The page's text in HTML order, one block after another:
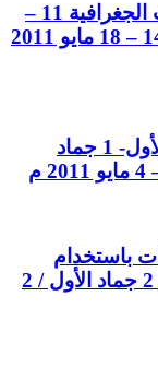
تطبيقات متقدمة لنظم المعلومات الجغرافية 11 –
15 جماد الثاني 1432 ه، الموافق 14 – 18 مايو 2011
■ ■ تصميم ثلاثي الابعاد 26 جماد الأول- 1 جماد
باستخدام
حزمة SPSS ه، 28 ربيع الثاني إلى 2 جماد الأول / 2